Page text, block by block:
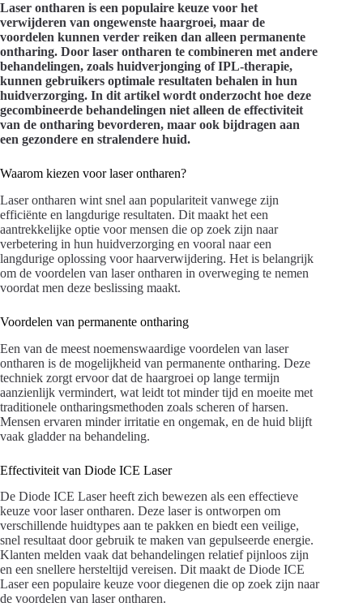
Laser ontharen is een populaire keuze voor het
verwijderen van ongewenste haargroei, maar de
voordelen kunnen verder reiken dan alleen permanente
ontharing. Door laser ontharen te combineren met andere
behandelingen, zoals huidverjonging of IPL-therapie,
kunnen gebruikers optimale resultaten behalen in hun
huidverzorging. In dit artikel wordt onderzocht hoe deze
gecombineerde behandelingen niet alleen de effectiviteit
van de ontharing bevorderen, maar ook bijdragen aan
een gezondere en stralendere huid.
Waarom kiezen voor laser ontharen?
Laser ontharen wint snel aan populariteit vanwege zijn
efficiënte en langdurige resultaten. Dit maakt het een
aantrekkelijke optie voor mensen die op zoek zijn naar
verbetering in hun huidverzorging en vooral naar een
langdurige oplossing voor haarverwijdering. Het is belangrijk
om de voordelen van laser ontharen in overweging te nemen
voordat men deze beslissing maakt.
Voordelen van permanente ontharing
Een van de meest noemenswaardige voordelen van laser
ontharen is de mogelijkheid van permanente ontharing. Deze
techniek zorgt ervoor dat de haargroei op lange termijn
aanzienlijk vermindert, wat leidt tot minder tijd en moeite met
traditionele ontharingsmethoden zoals scheren of harsen.
Mensen ervaren minder irritatie en ongemak, en de huid blijft
vaak gladder na behandeling.
Effectiviteit van Diode ICE Laser
De Diode ICE Laser heeft zich bewezen als een effectieve
keuze voor laser ontharen. Deze laser is ontworpen om
verschillende huidtypes aan te pakken en biedt een veilige,
snel resultaat door gebruik te maken van gepulseerde energie.
Klanten melden vaak dat behandelingen relatief pijnloos zijn
en een snellere hersteltijd vereisen. Dit maakt de Diode ICE
Laser een populaire keuze voor diegenen die op zoek zijn naar
de voordelen van laser ontharen.